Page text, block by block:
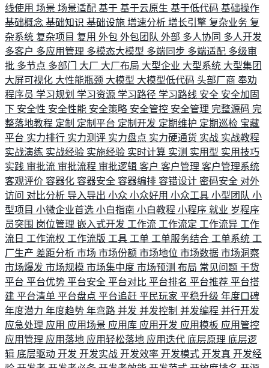
线使用 场景 场景适配 基于 基于云原生 基于低代码 基础操作
基础概念 基础知识 基础设施 增速分析 增长引擎 复杂业务 复
杂系统 复杂项目 复用 外包 外包团队 外部 多人协同 多人开发
多客户 多应用管理 多模态大模型 多端同步 多端适配 多级审
批 多节点 多部门 大厂 大厂布局 大型企业 大型系统 大型集团
大屏可视化 大性能瓶颈 大模型 大模型低代码 头部厂商 奉劝
程序员 学习规划 学习资源 学习路径 学习路线 安全 安全加固
下 安全性 安全性能 安全策略 安全管控 安全管理 完整源码 完
整落地教程 定制 定制平台 定制开发 定期维护 定期巡检 宝藏
平台 实力排行 实力测评 实力盘点 实力硬通货 实战 实战教程
实战演练 实战经验 实施经验 实时计算 实测 实用型 实用技巧
实践 审批流 审批流程 审批逻辑 客户 客户管理 客户管理系统
客观评价 容器化 容器安全 容器编排 容错设计 密码安全 对外
访问 对比分析 导入导出 小众 小众好用 小众工具 小型团队 小
型项目 小微企业首选 小白指南 小白教程 小程序 就业 岁程序
员突围 岗位管理 嵌入式开发 工作流 工作流定 工作流异 工作
流日 工作流权 工作流版 工具 工单 工单服务结合 工单系统 工
厂生产 差距分析 市场 市场份额 市场地位 市场数据 市场洞察
市场爆发 市场规模 市场集中度 市场预测 布局 常见问题 干货
平台 平台优势 平台安全 平台对比 平台排名 平台推荐 平台搭
建 平台清单 平台盘点 平台追赶 平民玩家 平稳升级 年度口碑
年度潜力 年度趋势 年弯路 并发 并发控制 并发编程 并行开发
应急处理 应用 应用场景 应用库 应用开发 应用模板 应用管控
应用管理 应用落地 应用轻松落地 应用迭代 底层原理 底层逻
辑 底层驱动 开发 开发实战 开发效率 开发模式 开发真 开发经